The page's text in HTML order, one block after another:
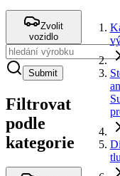
Zvolit
vozidlo
Submit
Filtrovat
podle
kategorie